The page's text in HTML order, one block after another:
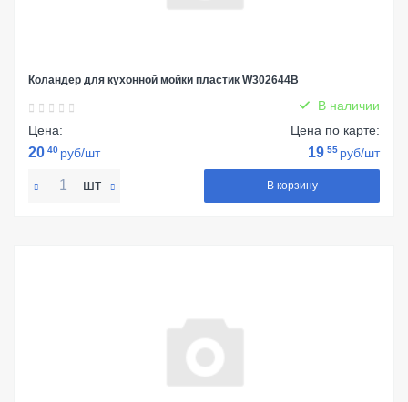
Коландер для кухонной мойки пластик W302644B
В наличии
Цена:
20 40 руб/шт
Цена по карте:
19 55 руб/шт
шт В корзину